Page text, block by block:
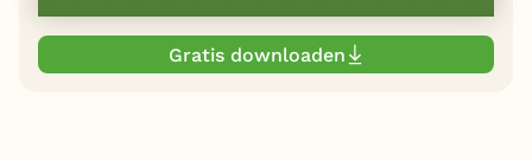
Gratis downloaden